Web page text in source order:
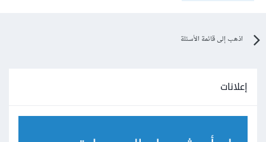
اذهب إلى قائمة الأسئلة
إعلانات